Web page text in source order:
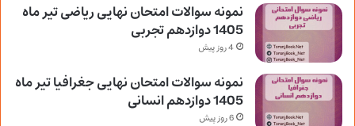
نمونه سوالات امتحان نهایی ریاضی تیر ماه
1405 دوازدهم تجربی
4 روز پیش
نمونه سوالات امتحان نهایی جغرافیا تیر ماه
1405 دوازدهم انسانی
6 روز پیش